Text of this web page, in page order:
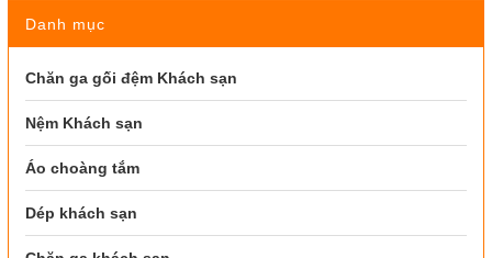
Danh mục
Chăn ga gối đệm Khách sạn
Nệm Khách sạn
Áo choàng tắm
Dép khách sạn